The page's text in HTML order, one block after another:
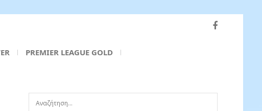
PREMIER LEAGUE GOLD
Αναζήτηση...